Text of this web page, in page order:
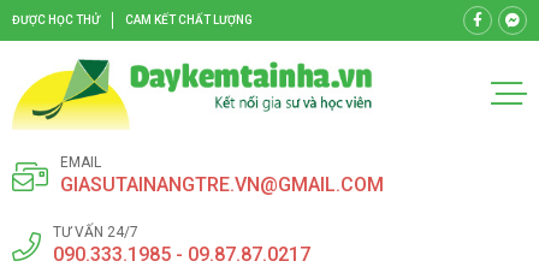
ĐƯỢC HỌC THỬ CAM KẾT CHẤT LƯỢNG
EMAIL
GIASUTAINANGTRE.VN@GMAIL.COM
TƯ VẤN 24/7
090.333.1985 - 09.87.87.0217